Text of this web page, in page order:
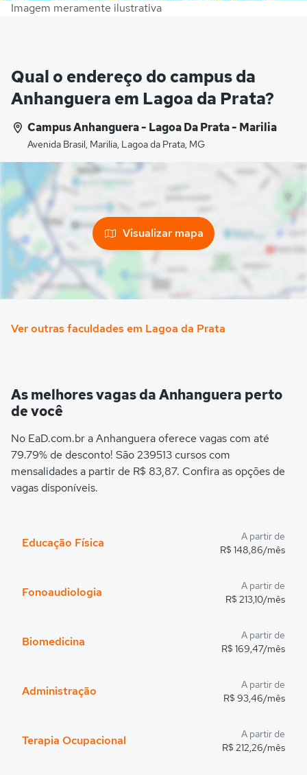
Imagem meramente ilustrativa
Qual o endereço do campus da
Anhanguera em Lagoa da Prata?
Campus Anhanguera - Lagoa Da Prata - Marilia
Avenida Brasil, Marilia, Lagoa da Prata, MG
Visualizar mapa
Ver outras faculdades em Lagoa da Prata
As melhores vagas da Anhanguera perto
de você
No EaD.com.br a Anhanguera oferece vagas com até
79.79% de desconto! São 239513 cursos com
mensalidades a partir de R$ 83,87. Confira as opções de
vagas disponíveis.
Educação Física
A partir de
R$ 148,86/mês
Fonoaudiologia
A partir de
R$ 213,10/mês
Biomedicina
A partir de
R$ 169,47/mês
Administração
A partir de
R$ 93,46/mês
Terapia Ocupacional
A partir de
R$ 212,26/mês